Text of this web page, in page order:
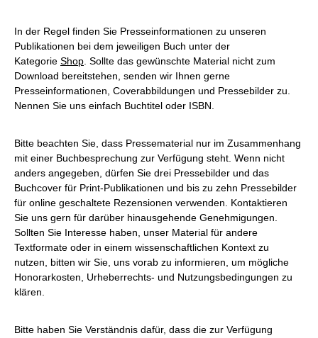
In der Regel finden Sie Presseinformationen zu unseren
Publikationen bei dem jeweiligen Buch unter der
Kategorie Shop . Sollte das gewünschte Material nicht zum
Download bereitstehen, senden wir Ihnen gerne
Presseinformationen, Coverabbildungen und Pressebilder zu.
Nennen Sie uns einfach Buchtitel oder ISBN.
Bitte beachten Sie, dass Pressematerial nur im Zusammenhang
mit einer Buchbesprechung zur Verfügung steht. Wenn nicht
anders angegeben, dürfen Sie drei Pressebilder und das
Buchcover für Print-Publikationen und bis zu zehn Pressebilder
für online geschaltete Rezensionen verwenden. Kontaktieren
Sie uns gern für darüber hinausgehende Genehmigungen.
Sollten Sie Interesse haben, unser Material für andere
Textformate oder in einem wissenschaftlichen Kontext zu
nutzen, bitten wir Sie, uns vorab zu informieren, um mögliche
Honorarkosten, Urheberrechts- und Nutzungsbedingungen zu
klären.
Bitte haben Sie Verständnis dafür, dass die zur Verfügung